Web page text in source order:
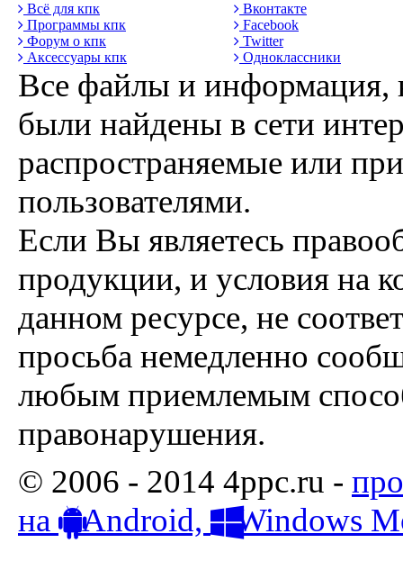
Всё для кпк
Программы кпк
Форум о кпк
Аксессуары кпк
Вконтакте
Facebook
Twitter
Одноклассники
Все файлы и информация,
были найдены в сети
распространяемые или
пользователями.
Если Вы являетесь
продукции, и условия на
данном ресурсе, не
просьба немедленно
любым приемлемым
правонарушения.
© 2006 - 2014 4ppc.ru -
на
Android, Windows